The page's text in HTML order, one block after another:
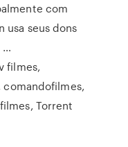
com
usa seus dons
…
filmes,
Torrent